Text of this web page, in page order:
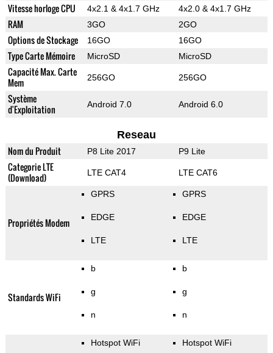
Vitesse horloge CPU 4x2.1 & 4x1.7 GHz 4x2.0 & 4x1.7 GHz
RAM 3GO 2GO
Options de Stockage 16GO 16GO
Type Carte Mémoire MicroSD MicroSD
Capacité Max. Carte
Mem
256GO 256GO
Système
d'Exploitation
Android 7.0 Android 6.0
Reseau
Nom du Produit P8 Lite 2017 P9 Lite
Categorie LTE
(Download)
LTE CAT4 LTE CAT6
Propriétés Modem
GPRS
EDGE
LTE
GPRS
EDGE
LTE
Standards WiFi
b
g
n
b
g
n
Hotspot WiFi Hotspot WiFi